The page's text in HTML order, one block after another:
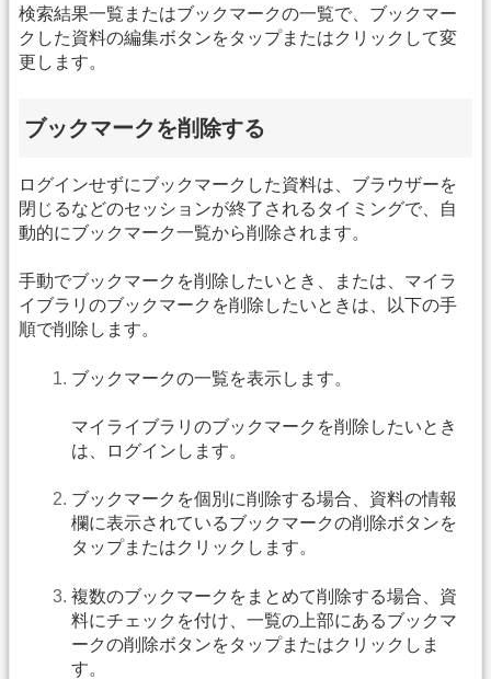
検索結果一覧またはブックマークの一覧で、ブックマー
クした資料の編集ボタンをタップまたはクリックして変
更します。
ブックマークを削除する
ログインせずにブックマークした資料は、ブラウザーを
閉じるなどのセッションが終了されるタイミングで、自
動的にブックマーク一覧から削除されます。
手動でブックマークを削除したいとき、または、マイラ
イブラリのブックマークを削除したいときは、以下の手
順で削除します。
ブックマークの一覧を表示します。
マイライブラリのブックマークを削除したいとき
は、ログインします。
ブックマークを個別に削除する場合、資料の情報
欄に表示されているブックマークの削除ボタンを
タップまたはクリックします。
複数のブックマークをまとめて削除する場合、資
料にチェックを付け、一覧の上部にあるブックマ
ークの削除ボタンをタップまたはクリックしま
す。